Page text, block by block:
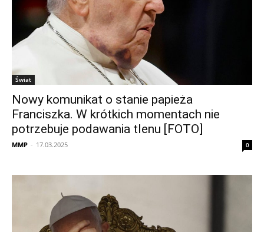
Świat
Nowy komunikat o stanie papieża
Franciszka. W krótkich momentach nie
potrzebuje podawania tlenu [FOTO]
MMP - 17.03.2025 0